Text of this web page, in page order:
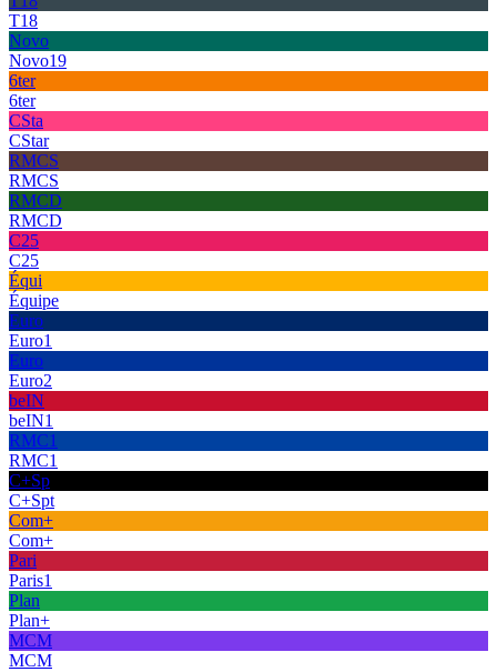
T18
Novo
Novo19
6ter
6ter
CSta
CStar
RMCS
RMCS
RMCD
RMCD
C25
C25
Équi
Équipe
Euro
Euro1
Euro
Euro2
beIN
beIN1
RMC1
RMC1
C+Sp
C+Spt
Com+
Com+
Pari
Paris1
Plan
Plan+
MCM
MCM